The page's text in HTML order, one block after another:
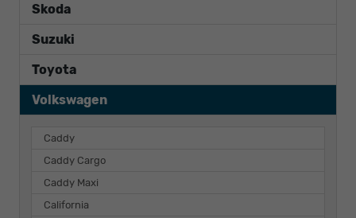
Skoda
Suzuki
Toyota
Volkswagen
Caddy
Caddy Cargo
Caddy Maxi
California